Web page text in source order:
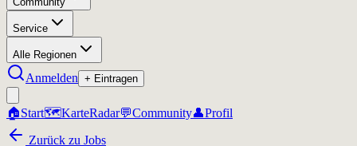
Service
Alle Regionen
Anmelden + Eintragen
🏠Start🗺️KarteRadar💬Community👤Profil
Zurück zu Jobs